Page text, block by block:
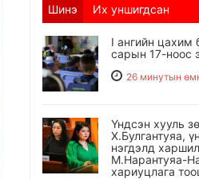
Шинэ Их уншигдсан
I ангийн цахим
сарын 17-ноос
26 минутын
Үндсэн хууль
Х.Булгантуяа,
нэгдэлд
М.Нарантуяа-
хариуцлага